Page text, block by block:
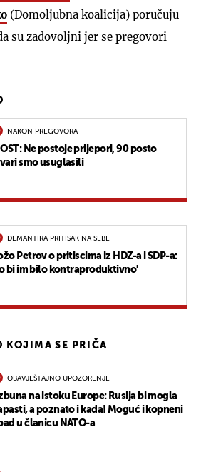
(Domoljubna koalicija) poručuju
su zadovoljni jer se pregovori
NAKON PREGOVORA
Ne postoje prijepori, 90 posto
smo usuglasili
DEMANTIRA PRITISAK NA SEBE
Petrov o pritiscima iz HDZ-a i SDP-a:
bi im bilo kontraproduktivno'
KOJIMA SE PRIČA
OBAVJEŠTAJNO UPOZORENJE
na istoku Europe: Rusija bi mogla
a poznato i kada! Moguć i kopneni
u članicu NATO-a